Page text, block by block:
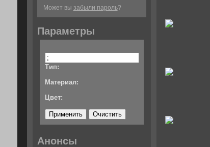
Может вы забыли пароль?
Параметры
Тип:
Материал:
Цвет:
Анонсы